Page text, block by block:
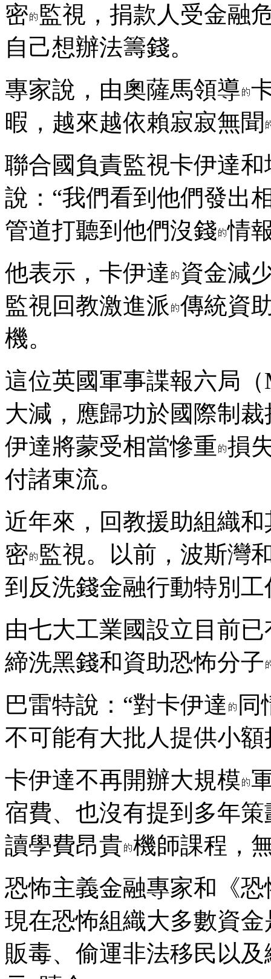
密 監視，捐款人受金融
自己想辦法籌錢。
專家說，由奧薩馬領導
暇，越來越依賴寂寂無聞
聯合國負責監視卡伊達
說：“我們看到他們發出
管道打聽到他們沒錢 情
他表示，卡伊達 資金減
監視回教激進派 傳統資
機。
這位英國軍事諜報六局
大減，應歸功於國際制
伊達將蒙受相當慘重 損
付諸東流。
近年來，回教援助組織
密 監視。以前，波斯灣
到反洗錢金融行動特別工
由七大工業國設立目前
締洗黑錢和資助恐怖分子
巴雷特說：“對卡伊達
同
不可能有大批人提供小額
卡伊達不再開辦大規模
宿費、也沒有提到多年
讀學費昂貴 機師課程，
恐怖主義金融專家和《
現在恐怖組織大多數資
販毒、偷運非法移民以